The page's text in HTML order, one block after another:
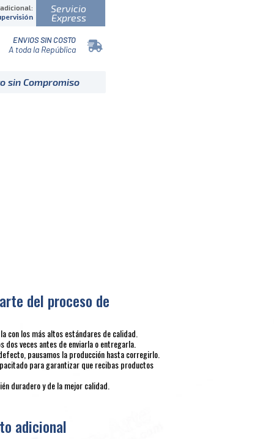
Servicio
Express
ENVIOS SIN COSTO
A toda la República
sin Compromiso
del proceso de
con los más altos estándares de calidad.
dos veces antes de enviarla o entregarla.
pausamos la producción hasta corregirlo.
para garantizar que recibas productos
duradero y de la mejor calidad.
adicional